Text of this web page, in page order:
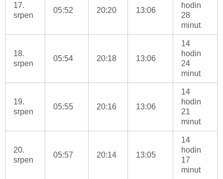
17.
srpen
05:52 20:20 13:06
hodin
28
minut
18.
srpen
05:54 20:18 13:06
14
hodin
24
minut
19.
srpen
05:55 20:16 13:06
14
hodin
21
minut
20.
srpen
05:57 20:14 13:05
14
hodin
17
minut